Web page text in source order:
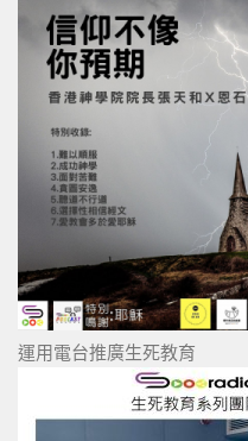
運用電台推廣生死教育